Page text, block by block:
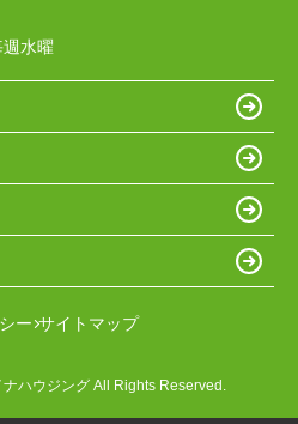
週水曜
ー サイトマップ
ハウジング All Rights Reserved.